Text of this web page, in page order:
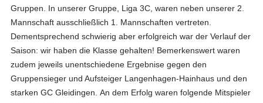
Gruppen. In unserer Gruppe, Liga 3C, waren neben unserer 2.
Mannschaft ausschließlich 1. Mannschaften vertreten.
Dementsprechend schwierig aber erfolgreich war der Verlauf der
Saison: wir haben die Klasse gehalten! Bemerkenswert waren
zudem jeweils unentschiedene Ergebnise gegen den
Gruppensieger und Aufsteiger Langenhagen-Hainhaus und den
starken GC Gleidingen. An dem Erfolg waren folgende Mitspieler